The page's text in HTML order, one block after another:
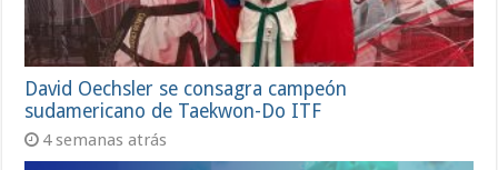
David Oechsler se consagra campeón
sudamericano de Taekwon-Do ITF
4 semanas atrás